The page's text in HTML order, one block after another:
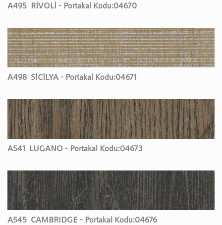
A495 RİVOLİ - Portakal Kodu:04670
A498 SİCİLYA - Portakal Kodu:04671
A541 LUGANO - Portakal Kodu:04673
A545 CAMBRIDGE - Portakal Kodu:04676